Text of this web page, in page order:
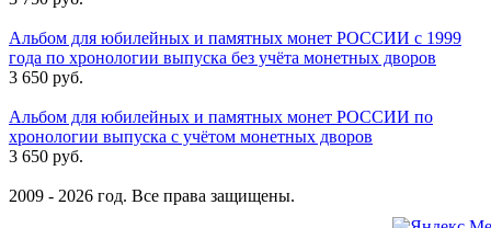
Альбом для юбилейных и памятных монет РОССИИ с 1999
года по хронологии выпуска без учёта монетных дворов
3 650 руб.
Альбом для юбилейных и памятных монет РОССИИ по
хронологии выпуска с учётом монетных дворов
3 650 руб.
2009 - 2026 год. Все права защищены.